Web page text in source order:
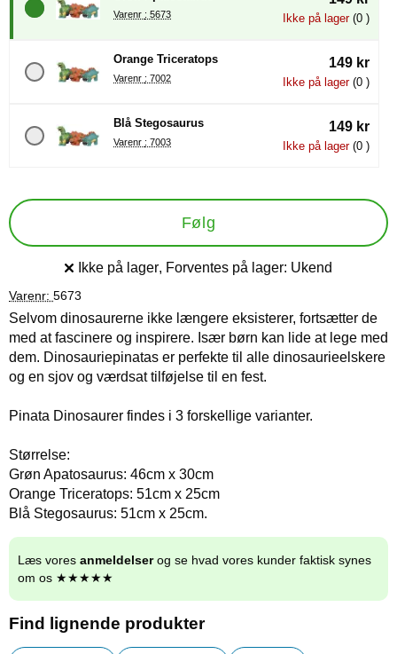
Varenr : 5673 Ikke på lager(0 )
Orange Triceratops
Varenr : 7002
149 kr
Ikke på lager(0 )
Blå Stegosaurus
Varenr : 7003
149 kr
Ikke på lager(0 )
Følg
Produkttilgængelighed:
Ikke på lager, Forventes på lager: Ukend
Varenr: 5673
Selvom dinosaurerne ikke længere eksisterer, fortsætter de
med at fascinere og inspirere. Især børn kan lide at lege med
dem. Dinosauriepinatas er perfekte til alle dinosaurieelskere
og en sjov og værdsat tilføjelse til en fest.
Pinata Dinosaurer findes i 3 forskellige varianter.
Størrelse:
Grøn Apatosaurus: 46cm x 30cm
Orange Triceratops: 51cm x 25cm
Blå Stegosaurus: 51cm x 25cm.
Læs vores anmeldelserog se hvad vores kunder faktisk synes
om os ★★★★★
Find lignende produkter